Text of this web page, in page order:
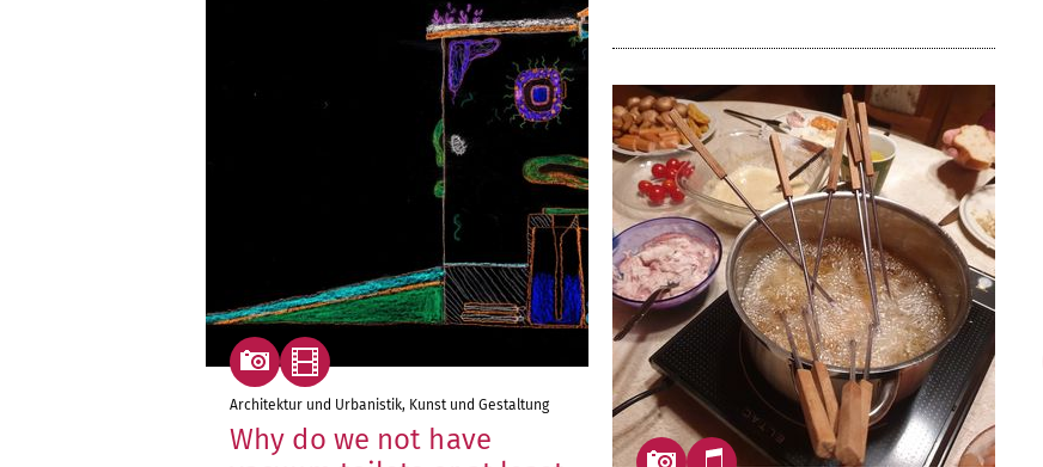
Why do we not have
Architektur und Urbanistik, Kunst und Gestaltung